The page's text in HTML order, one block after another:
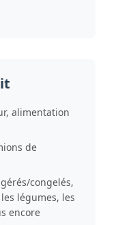
alimentation
de
congelés,
légumes, les
encore